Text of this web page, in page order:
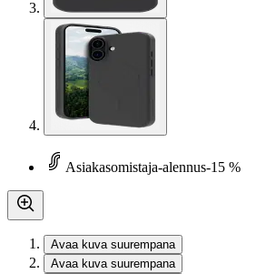
Asiakasomistaja-alennus-15 %
Avaa kuva suurempana
Avaa kuva suurempana